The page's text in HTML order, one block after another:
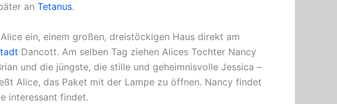
an Tetanus.
ein, einem großen, dreistöckigen Haus direkt am
Dancott. Am selben Tag ziehen Alices Tochter Nancy
und die jüngste, die stille und geheimnisvolle Jessica –
Alice, das Paket mit der Lampe zu öffnen. Nancy findet
interessant findet.